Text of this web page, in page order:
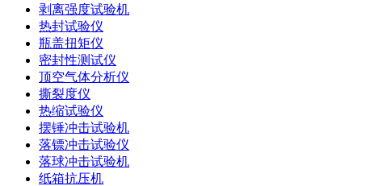
剥离强度试验机
热封试验仪
瓶盖扭矩仪
密封性测试仪
顶空气体分析仪
撕裂度仪
热缩试验仪
摆锤冲击试验机
落镖冲击试验仪
落球冲击试验机
纸箱抗压机